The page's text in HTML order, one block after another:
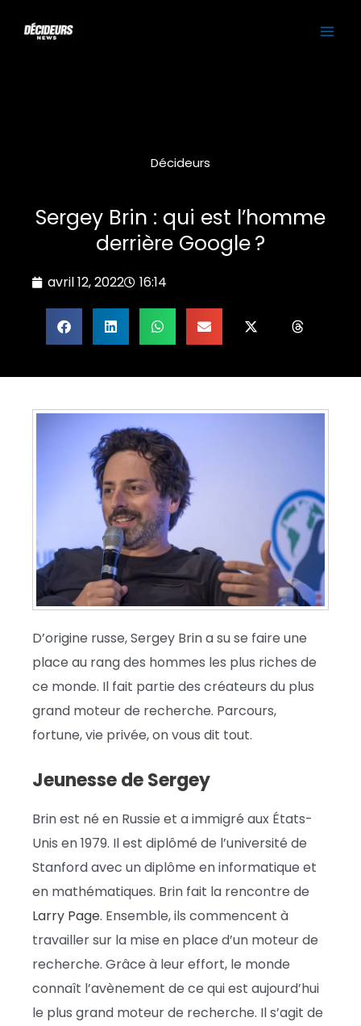
Décideurs
Sergey Brin : qui est l’homme
derrière Google ?
avril 12, 2022 16:14
D’origine russe, Sergey Brin a su se faire une
place au rang des hommes les plus riches de
ce monde. Il fait partie des créateurs du plus
grand moteur de recherche. Parcours,
fortune, vie privée, on vous dit tout.
Jeunesse de Sergey
Brin est né en Russie et a immigré aux États-
Unis en 1979. Il est diplômé de l’université de
Stanford avec un diplôme en informatique et
en mathématiques. Brin fait la rencontre de
Larry Page. Ensemble, ils commencent à
travailler sur la mise en place d’un moteur de
recherche. Grâce à leur effort, le monde
connaît l’avènement de ce qui est aujourd’hui
le plus grand moteur de recherche. Il s’agit de